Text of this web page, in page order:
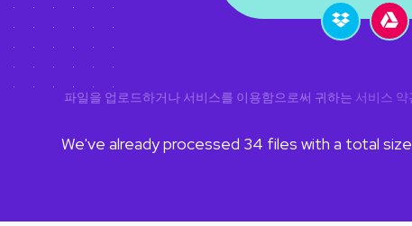
파일을 업로드하거나 서비스를 이용함으로써 귀하는 서비스 약
We've already processed 34 files with a total